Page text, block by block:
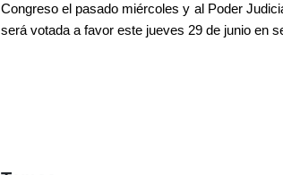
Congreso el pasado miércoles y al Poder
será votada a favor este jueves 29 de junio en